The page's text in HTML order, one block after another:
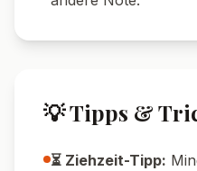
🔄 Variationen